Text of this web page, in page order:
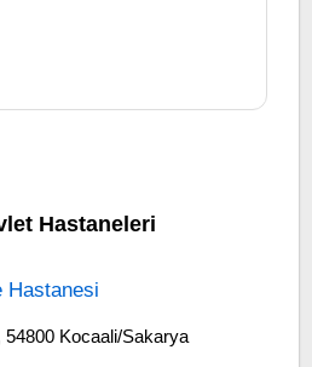
Hastaneleri
Hastanesi
Kocaali/Sakarya